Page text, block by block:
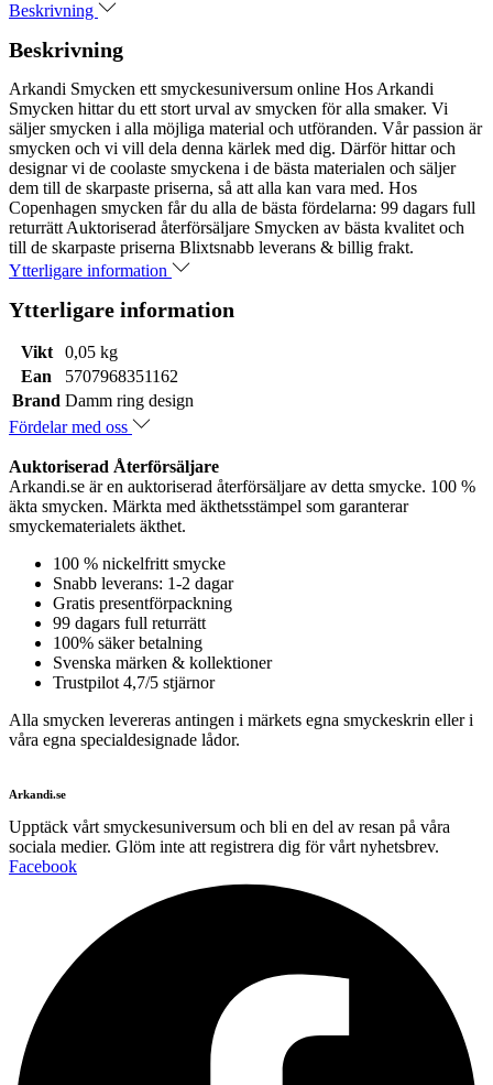
Beskrivning
Beskrivning
Arkandi Smycken ett smyckesuniversum online Hos Arkandi
Smycken hittar du ett stort urval av smycken för alla smaker. Vi
säljer smycken i alla möjliga material och utföranden. Vår passion är
smycken och vi vill dela denna kärlek med dig. Därför hittar och
designar vi de coolaste smyckena i de bästa materialen och säljer
dem till de skarpaste priserna, så att alla kan vara med. Hos
Copenhagen smycken får du alla de bästa fördelarna: 99 dagars full
returrätt Auktoriserad återförsäljare Smycken av bästa kvalitet och
till de skarpaste priserna Blixtsnabb leverans & billig frakt.
Ytterligare information
Ytterligare information
Vikt
0,05 kg
Ean
5707968351162
Brand Damm ring design
Fördelar med oss
Auktoriserad Återförsäljare
Arkandi.se är en auktoriserad återförsäljare av detta smycke. 100 %
äkta smycken. Märkta med äkthetsstämpel som garanterar
smyckematerialets äkthet.
100 % nickelfritt smycke
Snabb leverans: 1-2 dagar
Gratis presentförpackning
99 dagars full returrätt
100% säker betalning
Svenska märken & kollektioner
Trustpilot 4,7/5 stjärnor
Alla smycken levereras antingen i märkets egna smyckeskrin eller i
våra egna specialdesignade lådor.
Arkandi.se
Upptäck vårt smyckesuniversum och bli en del av resan på våra
sociala medier. Glöm inte att registrera dig för vårt nyhetsbrev.
Facebook